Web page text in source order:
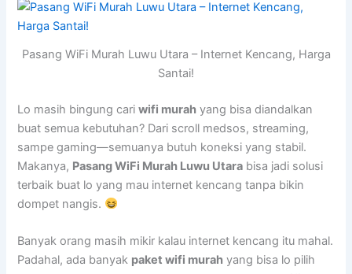
Pasang WiFi Murah Luwu Utara – Internet Kencang, Harga
Santai!
Lo masih bingung cariwifi murah yang bisa diandalkan
buat semua kebutuhan? Dari scroll medsos, streaming,
sampe gaming—semuanya butuh koneksi yang stabil.
Makanya, Pasang WiFi Murah Luwu Utara bisa jadi solusi
terbaik buat lo yang mau internet kencang tanpa bikin
dompet nangis.
Banyak orang masih mikir kalau internet kencang itu mahal.
Padahal, ada banyak paket wifi murah yang bisa lo pilih